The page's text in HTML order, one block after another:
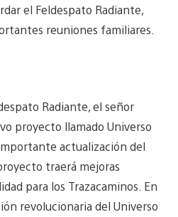
el Feldespato Radiante,
reuniones familiares.
Radiante, el señor
proyecto llamado Universo
actualización del
traerá mejoras
para los Trazacaminos. En
revolucionaria del Universo